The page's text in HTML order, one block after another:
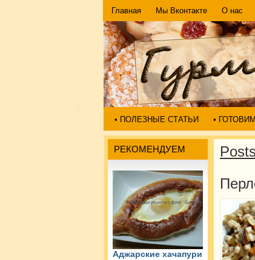
Главная Мы Вконтакте О нас
• ПОЛЕЗНЫЕ СТАТЬИ •
РЕКОМЕНДУЕМ
Аджарские хачапури